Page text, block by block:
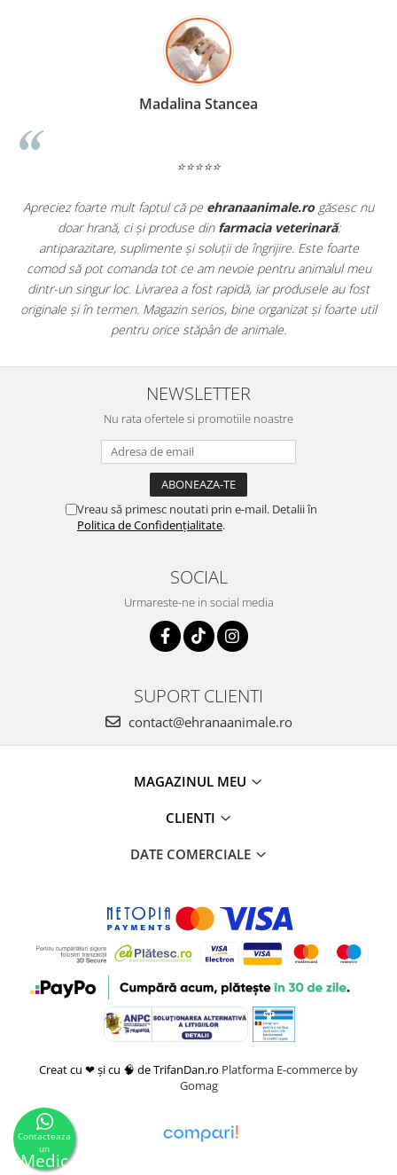
Madalina Stancea
⭐⭐⭐⭐⭐
Apreciez foarte mult faptul că pe ehranaanimale.rogăsesc nu
doar hrană, ci și produse din farmacia veterinară:
antiparazitare, suplimente și soluții de îngrijire. Este foarte
comod să pot comanda tot ce am nevoie pentru animalul meu
dintr-un singur loc. Livrarea a fost rapidă, iar produsele au fost
originale și în termen. Magazin serios, bine organizat și foarte util
pentru orice stăpân de animale.
NEWSLETTER
Nu rata ofertele si promotiile noastre
Vreau să primesc noutati prin e-mail. Detalii în
Politica de Confidențialitate.
SOCIAL
Urmareste-ne in social media
SUPORT CLIENTI
contact@ehranaanimale.ro
MAGAZINUL MEU
CLIENTI
DATE COMERCIALE
Creat cu ❤ și cu 🧠 de TrifanDan.ro Platforma E-commerce by
Gomag
Contacteaza
un
Medic